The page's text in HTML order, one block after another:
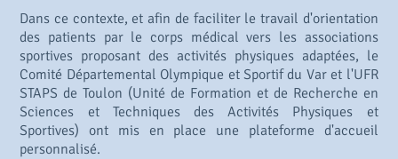
Dans ce contexte, et afin de faciliter le travail d'orientation
des patients par le corps médical vers les associations
sportives proposant des activités physiques adaptées, le
Comité Départemental Olympique et Sportif du Var et l'UFR
STAPS de Toulon (Unité de Formation et de Recherche en
Sciences et Techniques des Activités Physiques et
Sportives) ont mis en place une plateforme d'accueil
personnalisé.